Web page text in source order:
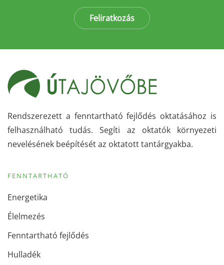
Feliratkozás
Rendszerezett a fenntartható fejlődés oktatásához is
felhasználható tudás. Segíti az oktatók környezeti
nevelésének beépítését az oktatott tantárgyakba.
FENNTARTHATÓ
Energetika
Élelmezés
Fenntartható fejlődés
Hulladék